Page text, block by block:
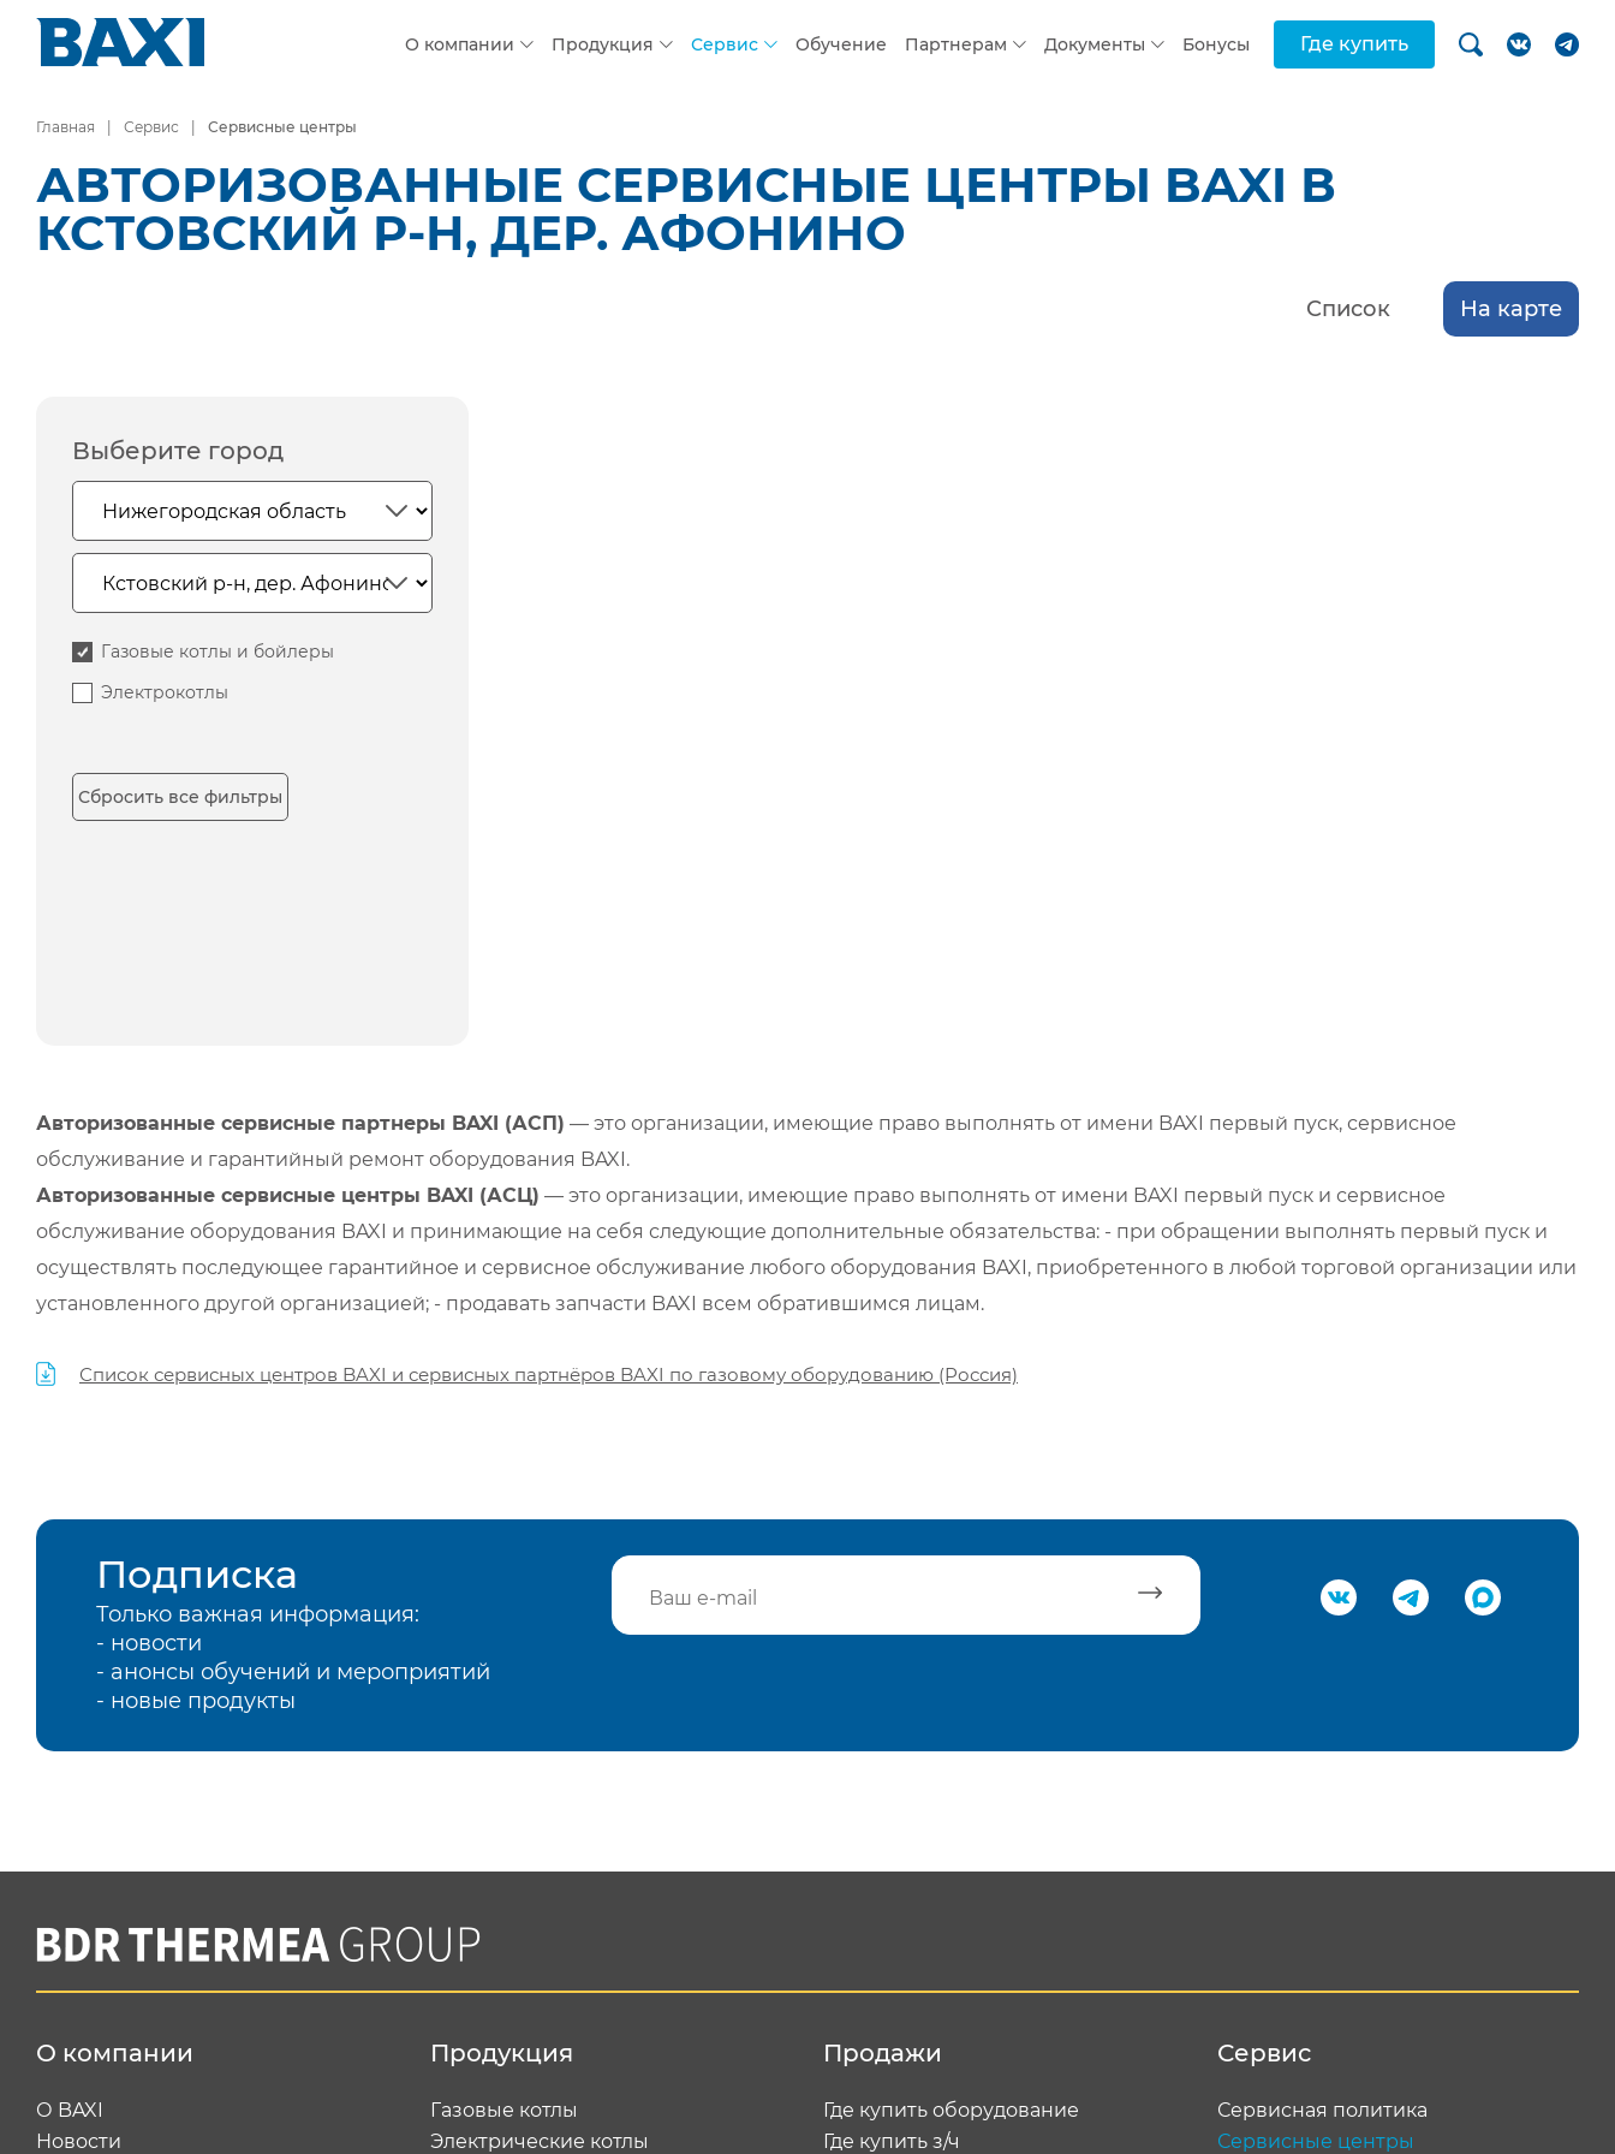
О компании Продукция Сервис Обучение Партнерам Документы Бонусы Где купить
Главная Сервис Сервисные центры
АВТОРИЗОВАННЫЕ СЕРВИСНЫЕ ЦЕНТРЫ BAXI В
КСТОВСКИЙ Р-Н, ДЕР. АФОНИНО
Список На карте
Выберите город
Газовые котлы и бойлеры
Электрокотлы
Сбросить все фильтры
Авторизованные сервисные партнеры BAXI (АСП) — это организации, имеющие право выполнять от имени BAXI первый пуск, сервисное
обслуживание и гарантийный ремонт оборудования BAXI.
Авторизованные сервисные центры BAXI (АСЦ) — это организации, имеющие право выполнять от имени BAXI первый пуск и сервисное
обслуживание оборудования BAXI и принимающие на себя следующие дополнительные обязательства: - при обращении выполнять первый пуск и
осуществлять последующее гарантийное и сервисное обслуживание любого оборудования BAXI, приобретенного в любой торговой организации или
установленного другой организацией; - продавать запчасти BAXI всем обратившимся лицам.
Список сервисных центров BAXI и сервисных партнёров BAXI по газовому оборудованию (Россия)
Подписка
Только важная информация:
- новости
- анонсы обучений и мероприятий
- новые продукты
О компании
О BAXI
Новости
Продукция
Газовые котлы
Электрические котлы
Продажи
Где купить оборудование
Где купить з/ч
Сервис
Сервисная политика
Сервисные центры